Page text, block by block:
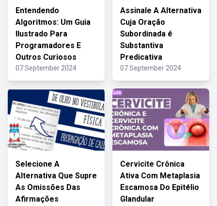
Entendendo
Algoritmos: Um Guia
Ilustrado Para
Programadores E
Outros Curiosos
07 September 2024
Assinale A Alternativa
Cuja Oração
Subordinada é
Substantiva
Predicativa
07 September 2024
Selecione A
Alternativa Que Supre
As Omissões Das
Afirmações
Cervicite Crônica
Ativa Com Metaplasia
Escamosa Do Epitélio
Glandular